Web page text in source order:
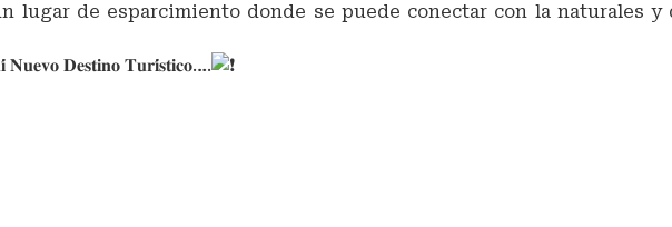
lugar de esparcimiento donde se puede conectar con la naturales
𝐃𝐞𝐬𝐭𝐢𝐧𝐨 𝐓𝐮𝐫𝐢́𝐬𝐭𝐢𝐜𝐨….